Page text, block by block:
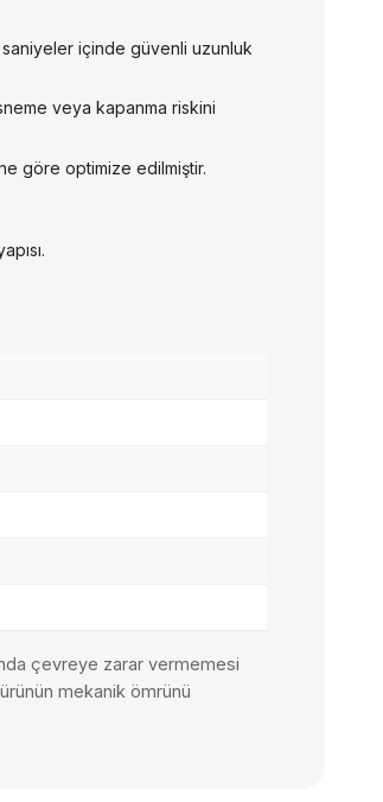
içinde güvenli uzunluk
veya kapanma riskini
göre optimize edilmiştir.
çevreye zarar vermemesi
mekanik ömrünü